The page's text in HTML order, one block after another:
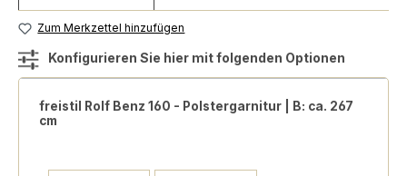
Zum Merkzettel hinzufügen
Konfigurieren Sie hier mit folgenden Optionen
freistil Rolf Benz 160 - Polstergarnitur | B: ca. 267
cm